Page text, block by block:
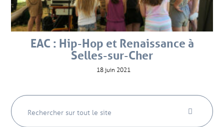
EAC : Hip-Hop et Renaissance à
Selles-sur-Cher
18 juin 2021